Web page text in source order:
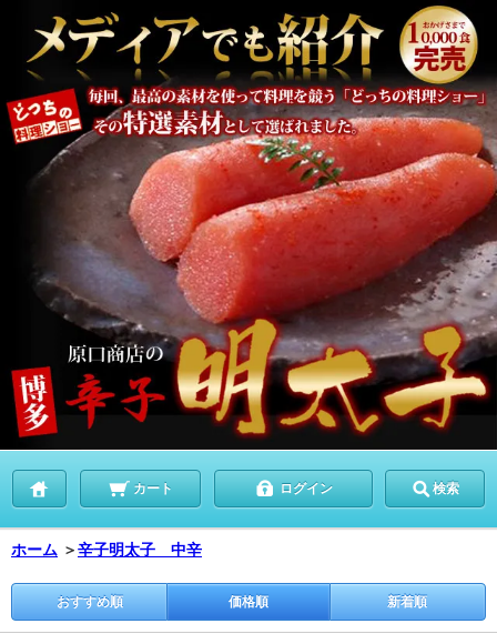
カート ログイン 検索
ホーム ＞辛子明太子 中辛
おすすめ順 価格順 新着順